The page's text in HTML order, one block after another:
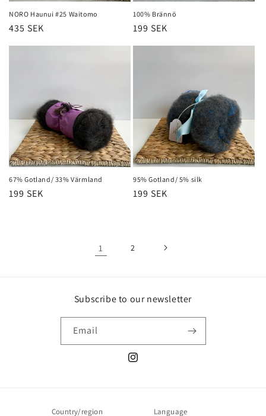
NORO Haunui #25 Waitomo
Regular
435 SEK
100% Brännö
Regular
199 SEK
67% Gotland/ 33% Värmland
Regular
199 SEK
95% Gotland/ 5% silk
Regular
199 SEK
1 2
Subscribe to our newsletter
Email
Instagram
Country/region Language